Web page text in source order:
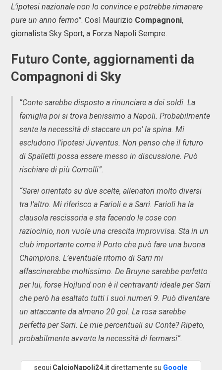
L’ipotesi nazionale non lo convince e potrebbe rimanere
pure un anno fermo”. Così Maurizio Compagnoni,
giornalista Sky Sport, a Forza Napoli Sempre.
Futuro Conte, aggiornamenti da
Compagnoni di Sky
“Conte sarebbe disposto a rinunciare a dei soldi. La
famiglia poi si trova benissimo a Napoli. Probabilmente
sente la necessità di staccare un po’ la spina. Mi
escludono l’ipotesi Juventus. Non penso che il futuro
di Spalletti possa essere messo in discussione. Può
rischiare di più Comolli”.
“Sarei orientato su due scelte, allenatori molto diversi
tra l’altro. Mi riferisco a Farioli e a Sarri. Farioli ha la
clausola rescissoria e sta facendo le cose con
raziocinio, non vuole una crescita improvvisa. Sta in un
club importante come il Porto che può fare una buona
Champions. L’eventuale ritorno di Sarri mi
affascinerebbe moltissimo. De Bruyne sarebbe perfetto
per lui, forse Hojlund non è il centravanti ideale per Sarri
che però ha esaltato tutti i suoi numeri 9. Può diventare
un attaccante da almeno 20 gol. La rosa sarebbe
perfetta per Sarri. Le mie percentuali su Conte? Ripeto,
probabilmente avverte la necessità di fermarsi”.
segui CalcioNapoli24.itdirettamente su Google